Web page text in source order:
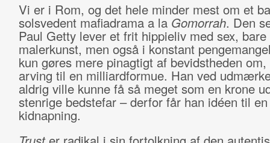
Vi er i Rom, og det hele minder mest om et
solsvedent mafiadrama a la Gomorrah. Den
Paul Getty lever et frit hippieliv med sex,
malerkunst, men også i konstant
kun gøres mere pinagtigt af bevidstheden
arving til en milliardformue. Han ved
aldrig ville kunne få så meget som en krone
stenrige bedstefar – derfor får han idéen til
kidnapning.